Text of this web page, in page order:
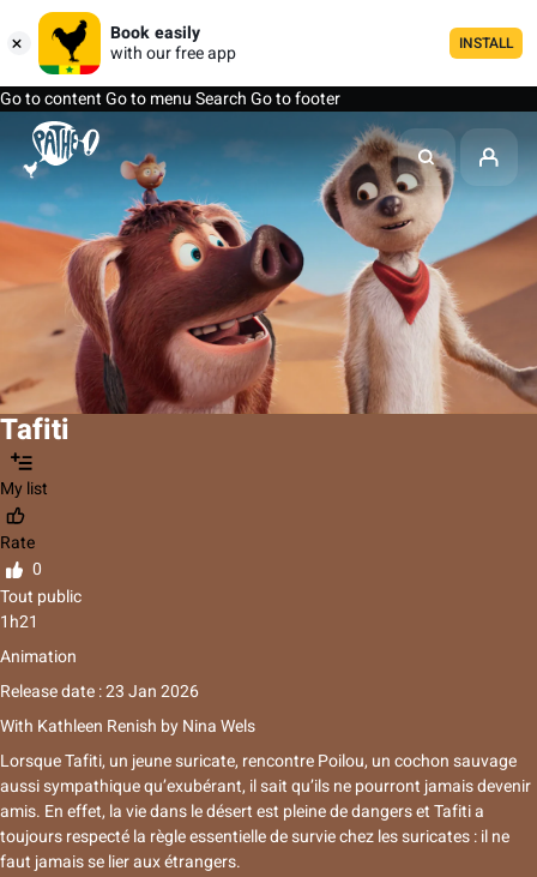
Book easily
with our free app
INSTALL
Go to contentGo to menuSearchGo to footer
Tafiti
My list
Rate
0
Tout public
1h21
Animation
Release date : 23 Jan 2026
With Kathleen Renish byNina Wels
Lorsque Tafiti, un jeune suricate, rencontre Poilou, un cochon sauvage
aussi sympathique qu’exubérant, il sait qu’ils ne pourront jamais devenir
amis. En effet, la vie dans le désert est pleine de dangers et Tafiti a
toujours respecté la règle essentielle de survie chez les suricates : il ne
faut jamais se lier aux étrangers.